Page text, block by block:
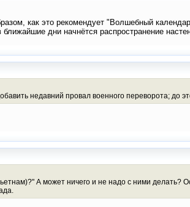
как это рекомендует "Волшебный
дни начнётся распространение
недавний провал военного переворота; до
А может ничего и не надо с ними делать?